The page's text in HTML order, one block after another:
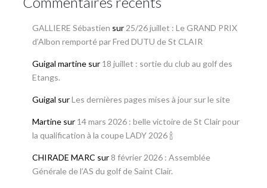
GALLIERE Sébastien sur 25/26 juillet : Le GRAND PRIX
d’Albon remporté par Fred DUTU de St CLAIR
Guigal martinesur 18 juillet : sortie du club au golf des
Etangs.
Guigal surLes dernières pages mises à jour sur le site
Martinesur 14 mars 2026 : belle victoire de St Clair pour
la qualification à la coupe LADY 2026 🍾
CHIRADE MARC sur 8 février 2026 : Assemblée
Générale de l’AS du golf de Saint Clair.